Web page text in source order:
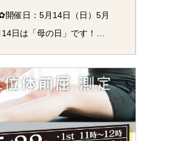
開催日：5月14日（日）5月
日は「母の日」です！…